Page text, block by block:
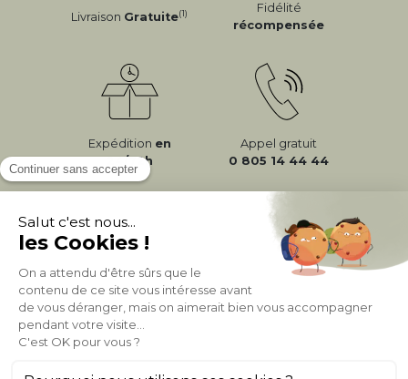
Livraison Gratuite(1)
Fidélité
récompensée
Expédition en
24/72h
Appel gratuit
0 805 14 44 44
À PROPOS DE MILIBOO
AIDE & CONTACT